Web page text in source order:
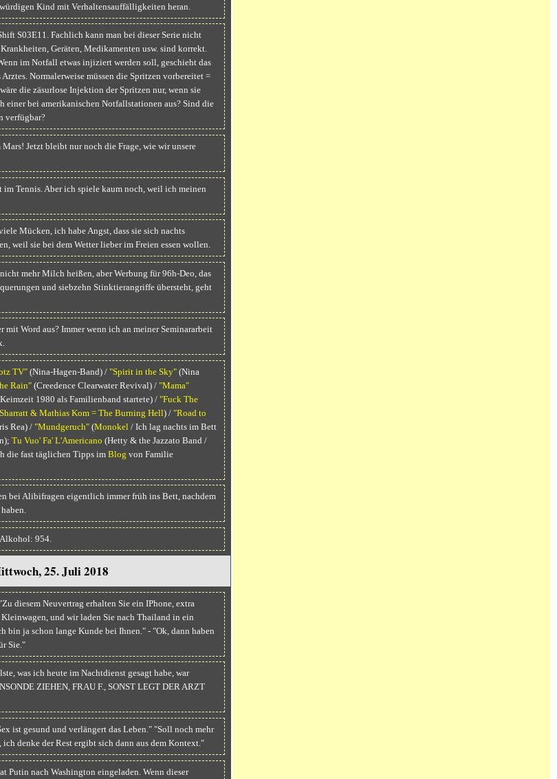
Kind mit Verhaltensauffälligkeiten heran.
S03E11. Fachlich kann man bei dieser Serie nicht
Geräten, Medikamenten usw. sind korrekt.
im Notfall etwas injiziert werden soll, geschieht das
Normalerweise müssen die Spritzen vorbereitet =
die zäsurlose Injektion der Spritzen nur, wenn sie
einer bei amerikanischen Notfallstationen aus? Sind die
verfügbar?
Jetzt bleibt nur noch die Frage, wie wir unsere
Tennis. Aber ich spiele kaum noch, weil ich meinen
Mücken, ich habe Angst, dass sie sich nachts
weil sie bei dem Wetter lieber im Freien essen wollen.
mehr Milch heißen, aber Werbung für 96h-Deo, das
und siebzehn Stinktierangriffe übersteht, geht
Word aus? Immer wenn ich an meiner Seminararbeit
TV"(Nina-Hagen-Band) / "Spirit in the Sky"(Nina
Rain"(Creedence Clearwater Revival) / "Mama"
1980 als Familienband startete) / "Fuck The
& Mathias Kom = The Burning Hell) / "Road to
Rea) / "Mundgeruch"(Monokel / Ich lag nachts im Bett
Tu Vuo' Fa' L'Americano (Hetty & the Jazzato Band /
die fast täglichen Tipps imBlog von Familie
bei Alibifragen eigentlich immer früh ins Bett, nachdem
954.
25. Juli 2018
diesem Neuvertrag erhalten Sie ein IPhone, extra
und wir laden Sie nach Thailand in ein
bin ja schon lange Kunde bei Ihnen." - "Ok, dann haben
Sie."
was ich heute im Nachtdienst gesagt habe, war
ZIEHEN, FRAU F., SONST LEGT DER ARZT
ist gesund und verlängert das Leben." "Soll noch mehr
denke der Rest ergibt sich dann aus dem Kontext."
Putin nach Washington eingeladen. Wenn dieser